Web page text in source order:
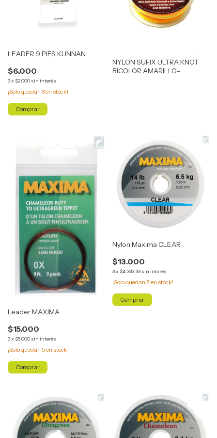
LEADER 9 PIES KUNNAN
$6.000
3x $2.000 sin interés
¡Solo quedan 3en stock!
Comprar
NYLON SUFIX ULTRA KNOT
BICOLOR AMARILLO-
Leader MAXIMA
$15.000
3x $5.000 sin interés
¡Solo quedan 5 en stock!
Comprar
Nylon Maxima CLEAR
$13.000
3x $4.333,33 sin interés
¡Solo quedan 5 en stock!
Comprar